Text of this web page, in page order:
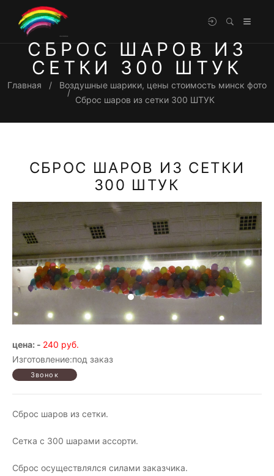
СБРОС ШАРОВ ИЗ
СЕТКИ 300 ШТУК
Главная
Воздушные шарики, цены стоимость минск фото
Сброс шаров из сетки 300 ШТУК
СБРОС ШАРОВ ИЗ СЕТКИ
300 ШТУК
цена: - 240 руб.
Изготовление:под заказ
Сброс шаров из сетки.
Сетка с 300 шарами ассорти.
Сброс осуществлялся силами заказчика.